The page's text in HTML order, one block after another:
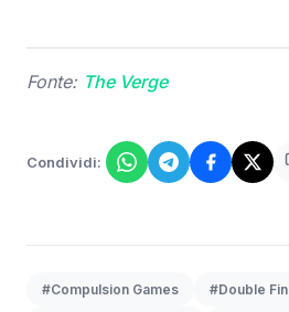
Fonte: The Verge
Condividi:
#Compulsion Games #Double